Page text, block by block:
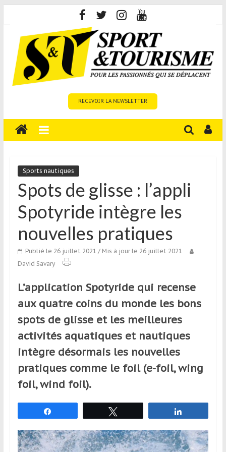
content
Tourisme
est
média
sur
tourisme
sportif
qui
aux
voyageurs
ou
réguliers,
pratiquants,
passionnés
ou
simples
spectateurs
de
sport,
qui
en
RECEVOIR LA NEWSLETTER
Sports nautiques
Spots de glisse : l’appli
Spotyride intègre les
nouvelles pratiques
Publié le 26 juillet 2021 / Mis à jour le 26 juillet 2021
David Savary
L’application Spotyride qui recense
aux quatre coins du monde les bons
spots de glisse et les meilleures
activités aquatiques et nautiques
intègre désormais les nouvelles
pratiques comme le foil (e-foil, wing
foil, wind foil).